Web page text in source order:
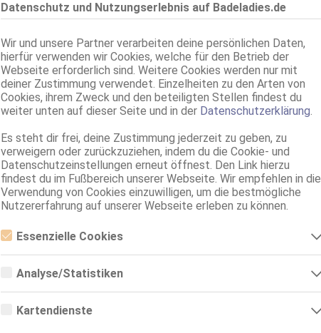
Datenschutz und Nutzungserlebnis auf Badeladies.de
Wir und unsere Partner verarbeiten deine persönlichen Daten,
hierfür verwenden wir Cookies, welche für den Betrieb der
Webseite erforderlich sind. Weitere Cookies werden nur mit
deiner Zustimmung verwendet. Einzelheiten zu den Arten von
Cookies, ihrem Zweck und den beteiligten Stellen findest du
weiter unten auf dieser Seite und in der Datenschutzerklärung.
Es steht dir frei, deine Zustimmung jederzeit zu geben, zu
verweigern oder zurückzuziehen, indem du die Cookie- und
Datenschutzeinstellungen erneut öffnest. Den Link hierzu
findest du im Fußbereich unserer Webseite. Wir empfehlen in die
Verwendung von Cookies einzuwilligen, um die bestmögliche
Nutzererfahrung auf unserer Webseite erleben zu können.
Essenzielle Cookies
Essenzielle Cookies sind alle notwendigen Cookies, die für den Betrieb
werden. Die Webseite kann ohne diese Cookies nicht richtig
Analyse/Statistiken
Analyse- bzw. Statistikcookies sind Cookies, die der Analyse der
Zugriffsstatistiken dienen. Sie helfen den Webseiten-Besitzern zu
Kartendienste
Service: